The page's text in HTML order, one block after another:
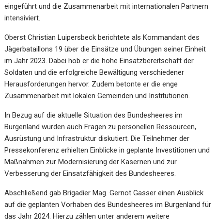
eingeführt und die Zusammenarbeit mit internationalen Partnern
intensiviert.
Oberst Christian Luipersbeck berichtete als Kommandant des
Jägerbataillons 19 über die Einsätze und Übungen seiner Einheit
im Jahr 2023. Dabei hob er die hohe Einsatzbereitschaft der
Soldaten und die erfolgreiche Bewältigung verschiedener
Herausforderungen hervor. Zudem betonte er die enge
Zusammenarbeit mit lokalen Gemeinden und Institutionen.
In Bezug auf die aktuelle Situation des Bundesheeres im
Burgenland wurden auch Fragen zu personellen Ressourcen,
Ausrüstung und Infrastruktur diskutiert. Die Teilnehmer der
Pressekonferenz erhielten Einblicke in geplante Investitionen und
Maßnahmen zur Modernisierung der Kasernen und zur
Verbesserung der Einsatzfähigkeit des Bundesheeres.
Abschließend gab Brigadier Mag. Gernot Gasser einen Ausblick
auf die geplanten Vorhaben des Bundesheeres im Burgenland für
das Jahr 2024. Hierzu zählen unter anderem weitere